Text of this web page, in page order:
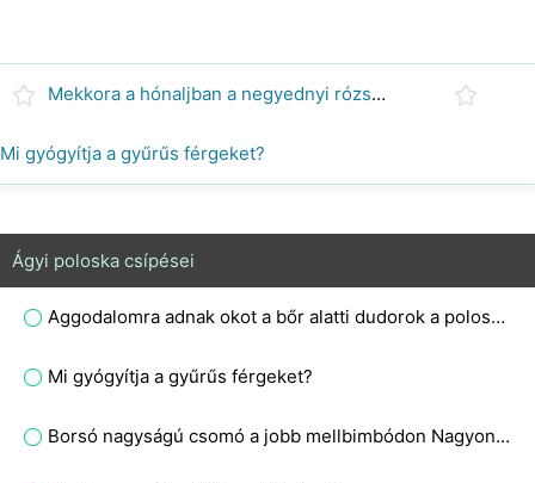
Mekkora a hónaljban a negyednyi rózsaszín dudor?
Mi gyógyítja a gyűrűs férgeket?
Ágyi poloska csípései
Aggodalomra adnak okot a bőr alatti dudorok a poloskacsípés után?
Mi gyógyítja a gyűrűs férgeket?
Borsó nagyságú csomó a jobb mellbimbódon Nagyon aggaszt, mi lehet ez?